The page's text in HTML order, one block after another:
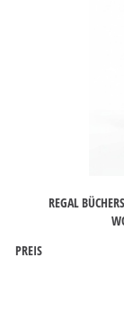
REGAL
PREIS